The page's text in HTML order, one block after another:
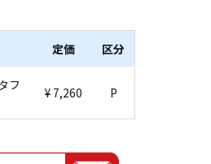
定価 区分
フ
¥ 7,260 P